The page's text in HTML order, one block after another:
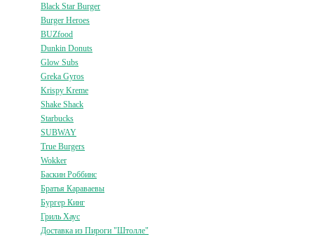
Black Star Burger
Burger Heroes
BUZfood
Dunkin Donuts
Glow Subs
Greka Gyros
Krispy Kreme
Shake Shack
Starbucks
SUBWAY
True Burgers
Wokker
Баскин Роббинс
Братья Караваевы
Бургер Кинг
Гриль Хаус
Доставка из Пироги "Штолле"